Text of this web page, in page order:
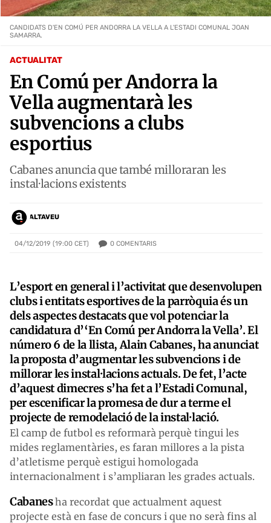
ACTUALITAT
En Comú per Andorra la
Vella augmentarà les
subvencions a clubs
esportius
Cabanes anuncia que també milloraran les
instal·lacions existents
ALTAVEU
04/12/2019 (19:00 CET) 0 COMENTARIS
CANDIDATS D'EN COMÚ PER ANDORRA LA VELLA A L'ESTADI COMUNAL JOAN
SAMARRA.
L’esport en general i l’activitat que desenvolupen
clubs i entitats esportives de la parròquia és un
dels aspectes destacats que vol potenciar la
candidatura d’‘En Comú per Andorra la Vella’. El
número 6 de la llista, Alain Cabanes, ha anunciat
la proposta d’augmentar les subvencions i de
millorar les instal·lacions actuals. De fet, l’acte
d’aquest dimecres s’ha fet a l’Estadi Comunal,
per escenificar la promesa de dur a terme el
projecte de remodelació de la instal·lació.
El camp de futbol es reformarà perquè tingui les
mides reglamentàries, es faran millores a la pista
d’atletisme perquè estigui homologada
internacionalment i s’ampliaran les grades actuals.
Cabanesha recordat que actualment aquest
projecte està en fase de concurs i que no serà fins al